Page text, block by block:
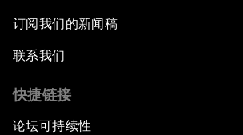
订阅我们的新闻稿
联系我们
快捷链接
论坛可持续性